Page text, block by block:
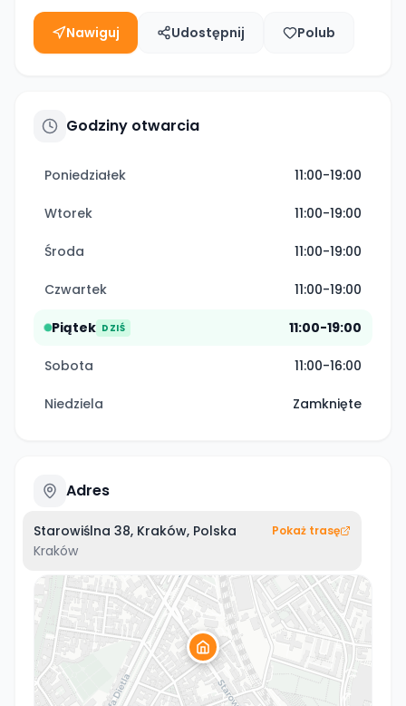
Nawiguj Udostępnij Polub
Godziny otwarcia
Poniedziałek 11:00-19:00
Wtorek 11:00-19:00
Środa 11:00-19:00
Czwartek 11:00-19:00
Piątek DZIŚ 11:00-19:00
Sobota 11:00-16:00
Niedziela Zamknięte
Adres
Starowiślna 38, Kraków, Polska
Kraków
Pokaż trasę